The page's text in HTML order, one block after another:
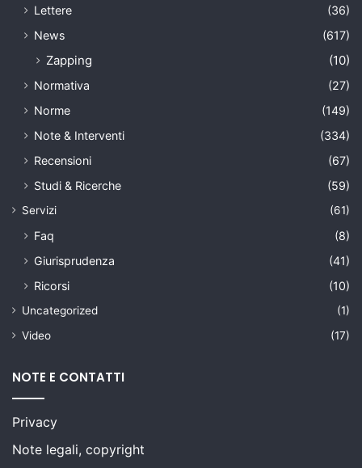
Lettere
(36)
News
(617)
Zapping (10)
Normativa
(27)
Norme
(149)
Note & Interventi
(334)
Recensioni
(67)
Studi & Ricerche
(59)
Servizi (61)
Faq
(8)
Giurisprudenza
(41)
Ricorsi
(10)
Uncategorized
(1)
Video
(17)
NOTE E CONTATTI
Privacy
Note legali, copyright